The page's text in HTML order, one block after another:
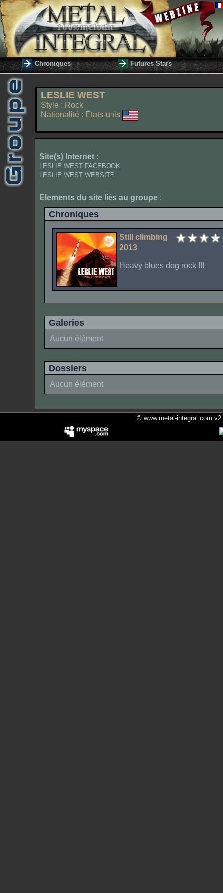
Chroniques Futures Stars
LESLIE WEST
Style : Rock
Nationalité : États-unis
Site(s) Internet :
LESLIE WEST FACEBOOK
LESLIE WEST WEBSITE
Elements du site liés au groupe :
Chroniques
Still climbing
2013
Heavy blues dog rock !!!
Galeries
Aucun élément
Dossiers
Aucun élément
© www.metal-integral.com